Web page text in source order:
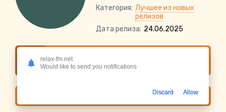
Категория: Лучшее из новых
релизов
Дата релиза: 24.06.2025
Слушать онлайн Ulukmanapo - Автор
relax-fm.net
Would like to send you notifications
Discard Allow